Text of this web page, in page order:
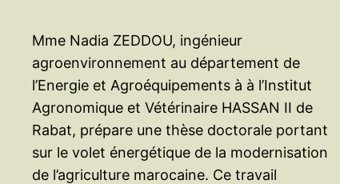
Mme Nadia ZEDDOU, ingénieur
agroenvironnement au département de
l’Energie et Agroéquipements à à l’Institut
Agronomique et Vétérinaire HASSAN II de
Rabat, prépare une thèse doctorale portant
sur le volet énergétique de la modernisation
de l’agriculture marocaine. Ce travail